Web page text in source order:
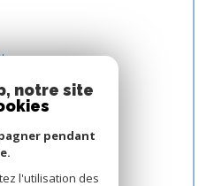
Nous
notre site
pendant
l'utilisation des